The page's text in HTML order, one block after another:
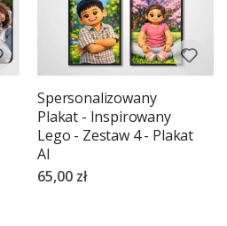
Spersonalizowany
Plakat - Inspirowany
Lego - Zestaw 4 - Plakat
AI
65,00 zł